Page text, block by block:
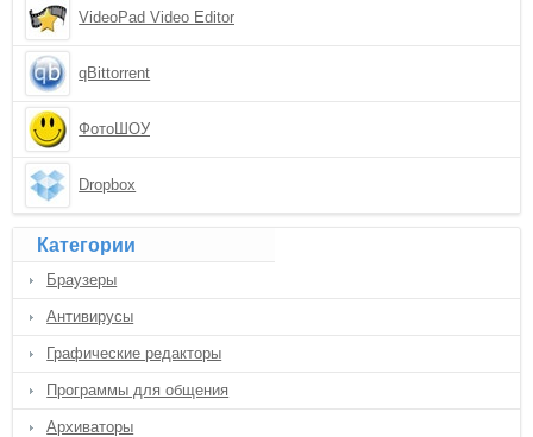
VideoPad Video Editor
qBittorrent
ФотоШОУ
Dropbox
Категории
Браузеры
Антивирусы
Графические редакторы
Программы для общения
Архиваторы